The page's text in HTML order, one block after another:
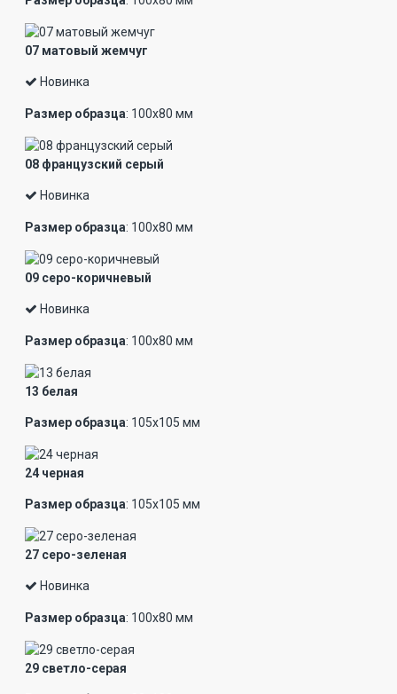
07 матовый жемчуг
Новинка
Размер образца: 100х80 мм
08 французский серый
Новинка
Размер образца: 100х80 мм
09 серо-коричневый
Новинка
Размер образца: 100х80 мм
13 белая
Размер образца: 105х105 мм
24 черная
Размер образца: 105х105 мм
27 серо-зеленая
Новинка
Размер образца: 100х80 мм
29 светло-серая